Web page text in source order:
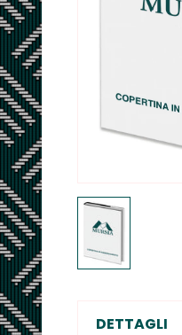
DETTAGLI